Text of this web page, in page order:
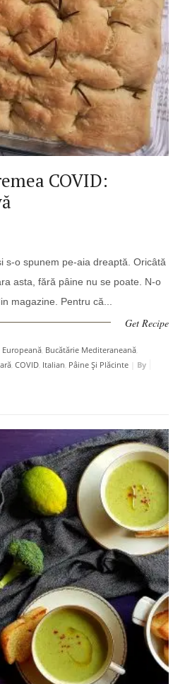
COVID:
s-o spunem pe-aia dreaptă. Oricâtă
asta, fără pâine nu se poate. N-o
magazine. Pentru că...
Get Recipe
Europeană, Bucătărie Mediteraneană,
, COVID, Italian Pâine Și Plăcinte| By